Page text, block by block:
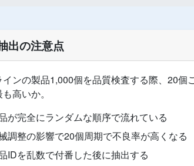
出の注意点
インの製品1,000個を品質検査する際、20
高いか。
が完全にランダムな順序で流れている
調整の影響で20個周期で不良率が高くなる
IDを乱数で付番した後に抽出する